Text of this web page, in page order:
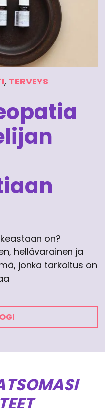
, TERVEYS
on?
hellävarainen ja
jonka tarkoitus on